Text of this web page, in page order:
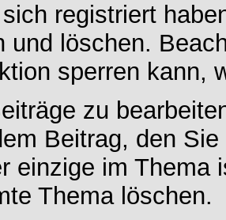
registriert
und löschen.
sperren kann,
zu
Beitrag, den
einzige im Thema
Thema löschen.